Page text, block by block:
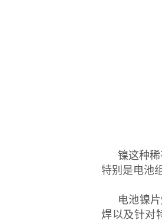
镍这种
特别是电池
电池镍
焊以及针对